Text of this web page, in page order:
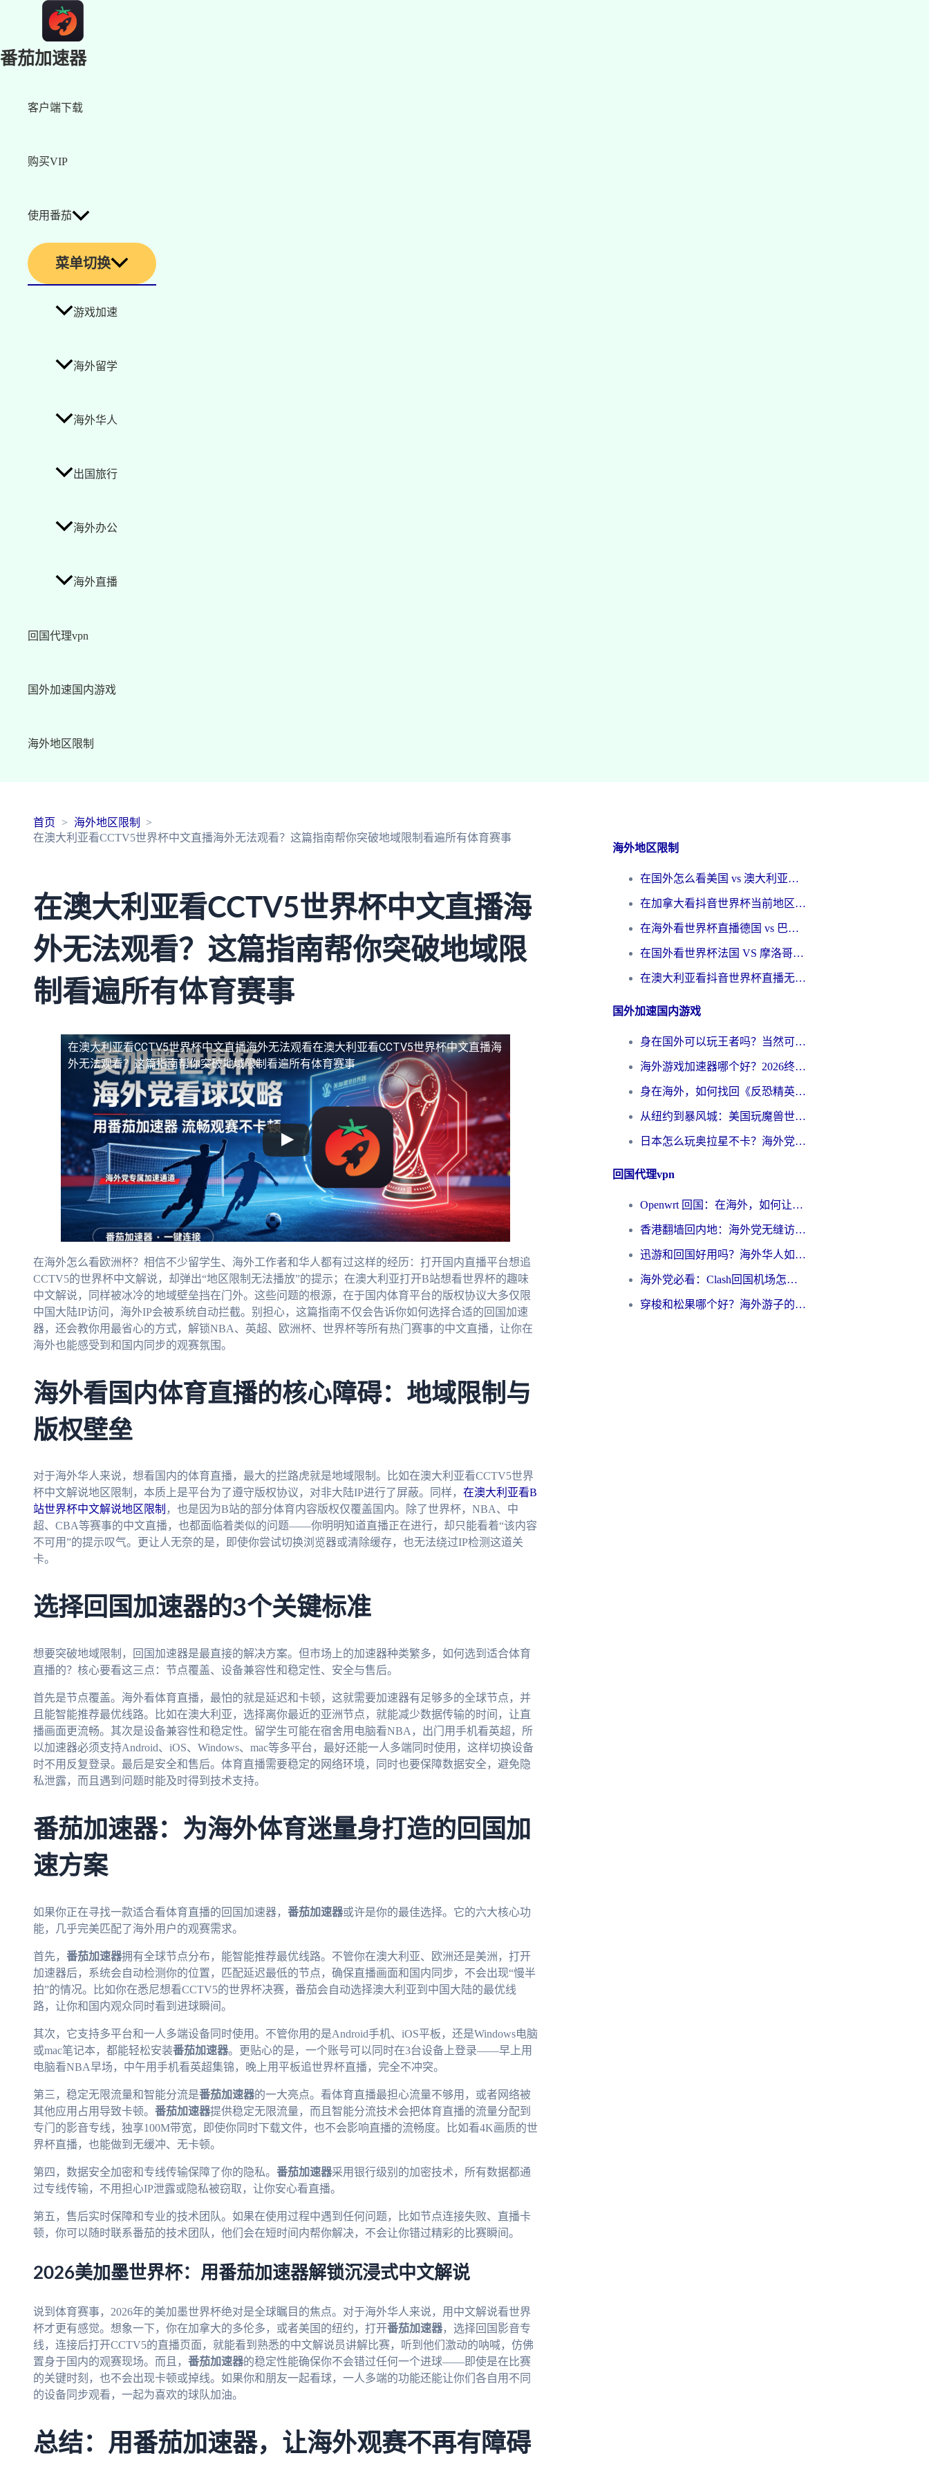
番茄加速器
客户端下载
购买VIP
使用番茄
菜单切换
游戏加速
海外留学
海外华人
出国旅行
海外办公
海外直播
回国代理vpn
国外加速国内游戏
海外地区限制
首页
海外地区限制
在澳大利亚看CCTV5世界杯中文直播海外无法观看？这篇指南帮你突破地域限制看遍所有体育赛事
在澳大利亚看CCTV5世界杯中文直播海
外无法观看？这篇指南帮你突破地域限
制看遍所有体育赛事
在澳大利亚看CCTV5世界杯中文直播海外无法观看在澳大利亚看CCTV5世界杯中文直播海
外无法观看？这篇指南帮你突破地域限制看遍所有体育赛事
在海外怎么看欧洲杯？相信不少留学生、海外工作者和华人都有过这样的经历：打开国内直播平台想追
CCTV5的世界杯中文解说，却弹出“地区限制无法播放”的提示；在澳大利亚打开B站想看世界杯的趣味
中文解说，同样被冰冷的地域壁垒挡在门外。这些问题的根源，在于国内体育平台的版权协议大多仅限
中国大陆IP访问，海外IP会被系统自动拦截。别担心，这篇指南不仅会告诉你如何选择合适的回国加速
器，还会教你用最省心的方式，解锁NBA、英超、欧洲杯、世界杯等所有热门赛事的中文直播，让你在
海外也能感受到和国内同步的观赛氛围。
海外看国内体育直播的核心障碍：地域限制与
版权壁垒
对于海外华人来说，想看国内的体育直播，最大的拦路虎就是地域限制。比如在澳大利亚看CCTV5世界
杯中文解说地区限制，本质上是平台为了遵守版权协议，对非大陆IP进行了屏蔽。同样， 在澳大利亚看B
站世界杯中文解说地区限制 ，也是因为B站的部分体育内容版权仅覆盖国内。除了世界杯，NBA、中
超、CBA等赛事的中文直播，也都面临着类似的问题——你明明知道直播正在进行，却只能看着“该内容
不可用”的提示叹气。更让人无奈的是，即使你尝试切换浏览器或清除缓存，也无法绕过IP检测这道关
卡。
选择回国加速器的3个关键标准
想要突破地域限制，回国加速器是最直接的解决方案。但市场上的加速器种类繁多，如何选到适合体育
直播的？核心要看这三点：节点覆盖、设备兼容性和稳定性、安全与售后。
首先是节点覆盖。海外看体育直播，最怕的就是延迟和卡顿，这就需要加速器有足够多的全球节点，并
且能智能推荐最优线路。比如在澳大利亚，选择离你最近的亚洲节点，就能减少数据传输的时间，让直
播画面更流畅。其次是设备兼容性和稳定性。留学生可能在宿舍用电脑看NBA，出门用手机看英超，所
以加速器必须支持Android、iOS、Windows、mac等多平台，最好还能一人多端同时使用，这样切换设备
时不用反复登录。最后是安全和售后。体育直播需要稳定的网络环境，同时也要保障数据安全，避免隐
私泄露，而且遇到问题时能及时得到技术支持。
番茄加速器：为海外体育迷量身打造的回国加
速方案
如果你正在寻找一款适合看体育直播的回国加速器， 番茄加速器或许是你的最佳选择。它的六大核心功
能，几乎完美匹配了海外用户的观赛需求。
首先， 番茄加速器拥有全球节点分布，能智能推荐最优线路。不管你在澳大利亚、欧洲还是美洲，打开
加速器后，系统会自动检测你的位置，匹配延迟最低的节点，确保直播画面和国内同步，不会出现“慢半
拍”的情况。比如你在悉尼想看CCTV5的世界杯决赛，番茄会自动选择澳大利亚到中国大陆的最优线
路，让你和国内观众同时看到进球瞬间。
其次，它支持多平台和一人多端设备同时使用。不管你用的是Android手机、iOS平板，还是Windows电脑
或mac笔记本，都能轻松安装番茄加速器。更贴心的是，一个账号可以同时在3台设备上登录——早上用
电脑看NBA早场，中午用手机看英超集锦，晚上用平板追世界杯直播，完全不冲突。
第三，稳定无限流量和智能分流是番茄加速器的一大亮点。看体育直播最担心流量不够用，或者网络被
其他应用占用导致卡顿。 番茄加速器提供稳定无限流量，而且智能分流技术会把体育直播的流量分配到
专门的影音专线，独享100M带宽，即使你同时下载文件，也不会影响直播的流畅度。比如看4K画质的世
界杯直播，也能做到无缓冲、无卡顿。
第四，数据安全加密和专线传输保障了你的隐私。 番茄加速器采用银行级别的加密技术，所有数据都通
过专线传输，不用担心IP泄露或隐私被窃取，让你安心看直播。
第五，售后实时保障和专业的技术团队。如果在使用过程中遇到任何问题，比如节点连接失败、直播卡
顿，你可以随时联系番茄的技术团队，他们会在短时间内帮你解决，不会让你错过精彩的比赛瞬间。
2026美加墨世界杯：用番茄加速器解锁沉浸式中文解说
说到体育赛事，2026年的美加墨世界杯绝对是全球瞩目的焦点。对于海外华人来说，用中文解说看世界
杯才更有感觉。想象一下，你在加拿大的多伦多，或者美国的纽约，打开番茄加速器，选择回国影音专
线，连接后打开CCTV5的直播页面，就能看到熟悉的中文解说员讲解比赛，听到他们激动的呐喊，仿佛
置身于国内的观赛现场。而且， 番茄加速器的稳定性能确保你不会错过任何一个进球——即使是在比赛
的关键时刻，也不会出现卡顿或掉线。如果你和朋友一起看球，一人多端的功能还能让你们各自用不同
的设备同步观看，一起为喜欢的球队加油。
总结：用番茄加速器，让海外观赛不再有障碍
海外地区限制
在国外怎么看美国 vs 澳大利亚世界杯直播？海外党必藏的中文解说观赛指南
在加拿大看抖音世界杯当前地区不可播放？海外党体育观赛终极指南
在海外看世界杯直播德国 vs 巴拉圭当前IP受限制？这篇指南帮你轻松解决地区限制
在国外看世界杯法国 VS 摩洛哥仅限中国大陆？别让地域限制拦下你的欢呼
在澳大利亚看抖音世界杯直播无法播放？海外党体育观赛终极指南来了！
国外加速国内游戏
身在国外可以玩王者吗？当然可以，但你需要这份“加速”指南
海外游戏加速器哪个好？2026终极指南帮你畅玩国服+解决卡顿难题
身在海外，如何找回《反恐精英：全球攻势》国服的丝滑手感？一份给你的终极指南
从纽约到暴风城：美国玩魔兽世界，如何找到你的最佳网络航线
日本怎么玩奥拉星不卡？海外党国服游戏加速器选择全攻略
回国代理vpn
Openwrt 回国：在海外，如何让家的网络触手可及
香港翻墙回内地：海外党无缝访问国内资源的加速器选择全攻略
迅游和回国好用吗？海外华人如何选择靠谱的回国加速器
海外党必看：Clash回国机场怎么选？一篇搞定无缝访问国内资源的全攻略
穿梭和松果哪个好？海外游子的数字归乡路，到底该怎么选